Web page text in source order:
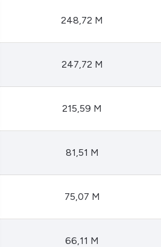
248,72 M
247,72 M
215,59 M
81,51 M
75,07 M
66,11 M